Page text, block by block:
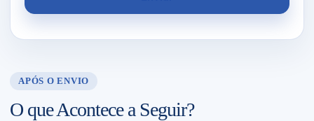
APÓS O ENVIO
O que Acontece a Seguir?